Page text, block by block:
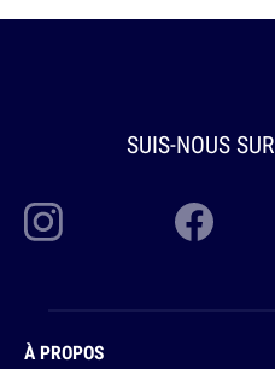
SUIS-NOUS SUR
À PROPOS